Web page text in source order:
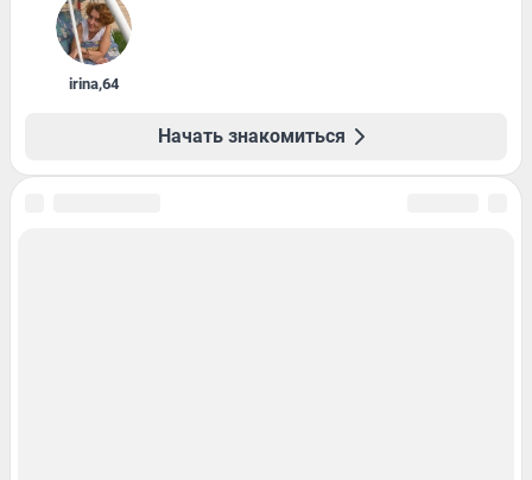
irina,64
Начать знакомиться